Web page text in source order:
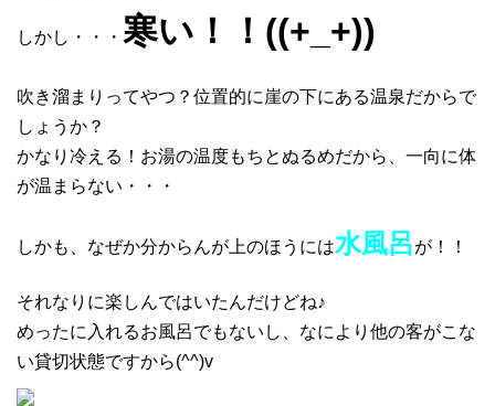
しかし・・・ 寒い！！((+_+))
吹き溜まりってやつ？位置的に崖の下にある温泉だからで
しょうか？
かなり冷える！お湯の温度もちとぬるめだから、一向に体
が温まらない・・・
しかも、なぜか分からんが上のほうには水風呂が！！
それなりに楽しんではいたんだけどね♪
めったに入れるお風呂でもないし、なにより他の客がこな
い貸切状態ですから(^^)v